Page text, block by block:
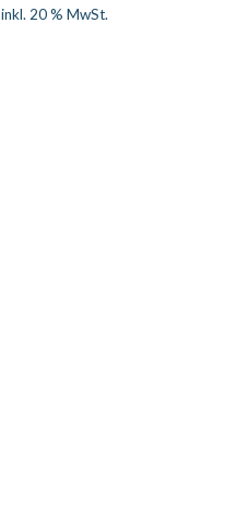
inkl. 20 % MwSt.